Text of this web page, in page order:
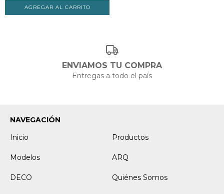
AGREGAR AL CARRITO
ENVIAMOS TU COMPRA
Entregas a todo el país
NAVEGACIÓN
Inicio
Productos
Modelos ARQ
DECO Quiénes Somos